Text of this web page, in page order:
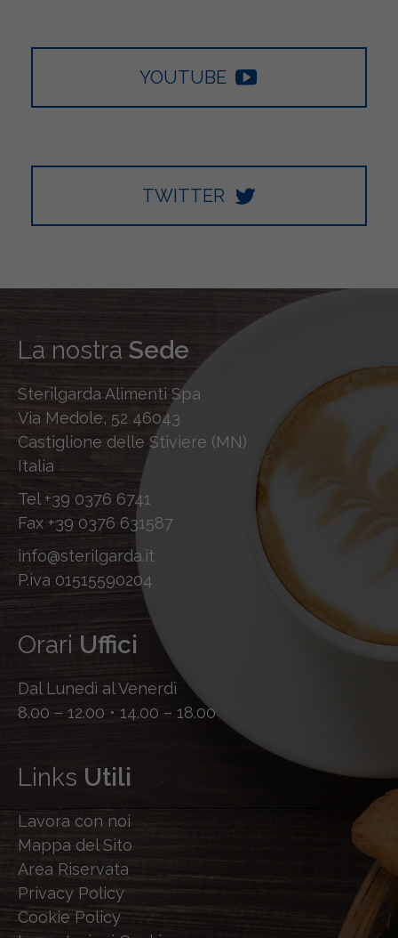
YOUTUBE
TWITTER
La nostra Sede
Sterilgarda Alimenti Spa
Via Medole, 52 46043
Castiglione delle Stiviere (MN)
Italia
Tel +39 0376 6741
Fax +39 0376 631587
info@sterilgarda.it
P.iva 01515590204
Orari Uffici
Dal Lunedì al Venerdì
8.00 – 12.00 • 14.00 – 18.00
Links Utili
Lavora con noi
Mappa del Sito
Area Riservata
Privacy Policy
Cookie Policy